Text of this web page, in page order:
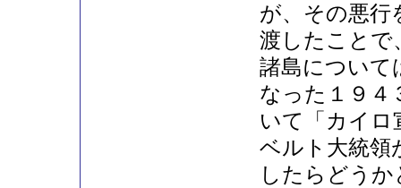
が、その悪行
渡したことで
諸島について
なった１９４
いて「カイロ
ベルト大統領
したらどう